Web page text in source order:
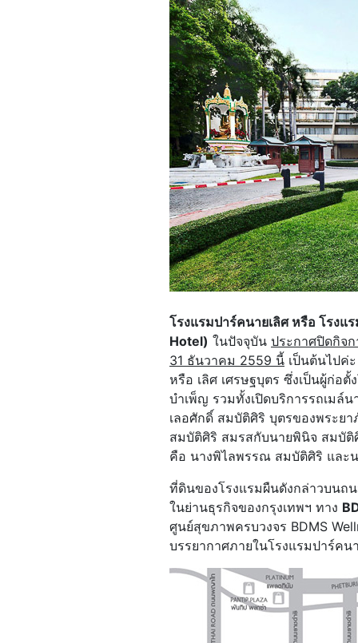
โรงแรมปาร์คนายเลิศ หรือ โรงแ
Hotel) ในปัจจุบัน ประกาศปิดกิจ
31 ธันวาคม 2559 นี้ เป็นต้นไปค่
หรือ เลิศ เศรษฐบุตร ซึ่งเป็นผู้ก่อตั้
บำเพ็ญ รวมทั้งเปิดบริการรถเมล์
เลอศักดิ์ สมบัติศิริ บุตรของพระย
สมบัติศิริ สมรสกับนายพินิจ สมบัติ
คือ นางพิไลพรรณ สมบัติศิริ และ
ที่ดินของโรงแรมผืนดังกล่าวบนถ
ในย่านธุรกิจของกรุงเทพฯ ทาง
ศูนย์สุขภาพครบวงจร BDMS
บรรยากาศภายในโรงแรมปาร์ค